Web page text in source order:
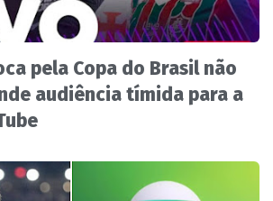
pela Copa do Brasil não
audiência tímida para a